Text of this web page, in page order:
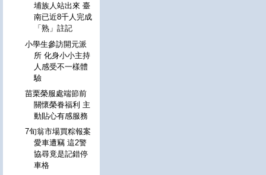
埔族人站出來 臺
南已近8千人完成
「熟」註記
小學生參訪開元派
所 化身小小主持
人感受不一樣體
驗
苗栗榮服處端節前
關懷榮眷福利 主
動貼心有感服務
7旬翁市場買粽報案
愛車遭竊 這2警
協尋竟是記錯停
車格